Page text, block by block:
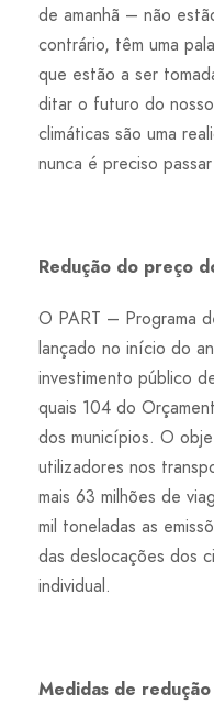
de amanhã – não
contrário, têm uma
que estão a ser
ditar o futuro do
climáticas são uma
nunca é preciso
Redução do preço
O PART – Programa
lançado no início do
investimento público
quais 104 do
dos municípios. O
utilizadores nos
mais 63 milhões de
mil toneladas as
das deslocações dos
individual.
Medidas de